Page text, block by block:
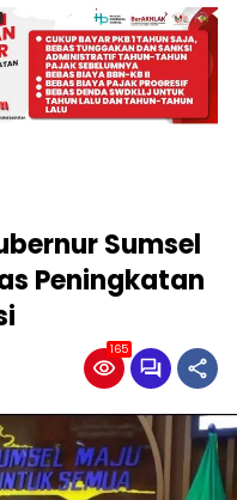
Sumsel
Peningkatan
165